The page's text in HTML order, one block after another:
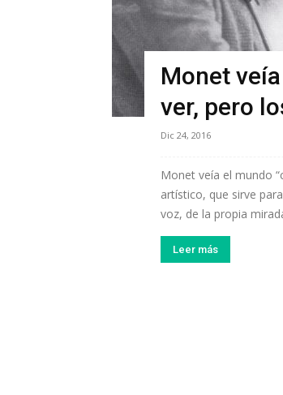
Monet
ver, pero
Dic 24, 2016
Monet veía el mundo
artístico, que sirve
voz, de la propia
Leer más